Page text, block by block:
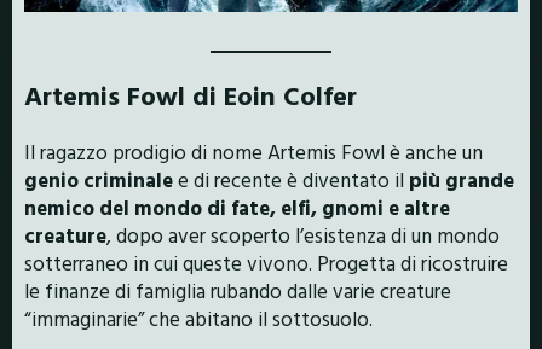
Artemis Fowl di Eoin Colfer
Il ragazzo prodigio di nome Artemis Fowl è anche un
genio criminalee di recente è diventato il più grande
nemico del mondo di fate, elfi, gnomi e altre
creature, dopo aver scoperto l’esistenza di un mondo
sotterraneo in cui queste vivono. Progetta di ricostruire
le finanze di famiglia rubando dalle varie creature
“immaginarie” che abitano il sottosuolo.